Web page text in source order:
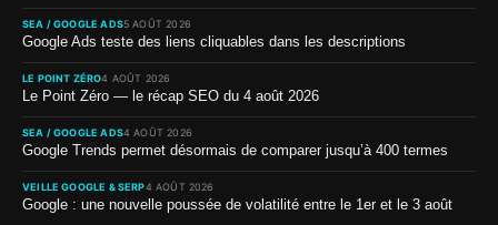
SEA / GOOGLE ADS5 AOÛT 2026
Google Ads teste des liens cliquables dans les descriptions
LE POINT ZÉRO4 AOÛT 2026
Le Point Zéro — le récap SEO du 4 août 2026
SEA / GOOGLE ADS4 AOÛT 2026
Google Trends permet désormais de comparer jusqu’à 400 termes
VEILLE GOOGLE & SERP4 AOÛT 2026
Google : une nouvelle poussée de volatilité entre le 1er et le 3 août